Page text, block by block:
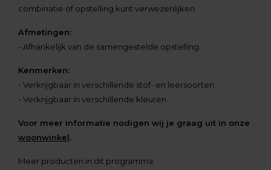
combinatie of opstelling kunt verwezenlijken.
Afmetingen:
- Afhankelijk van de samengestelde opstelling.
Kenmerken:
- Verkrijgbaar in verschillende stof- en leersoorten.
- Verkrijgbaar in verschillende kleuren.
Voor meer informatie nodigen wij je graag uit in onze
woonwinkel.
Meer producten in dit programma: